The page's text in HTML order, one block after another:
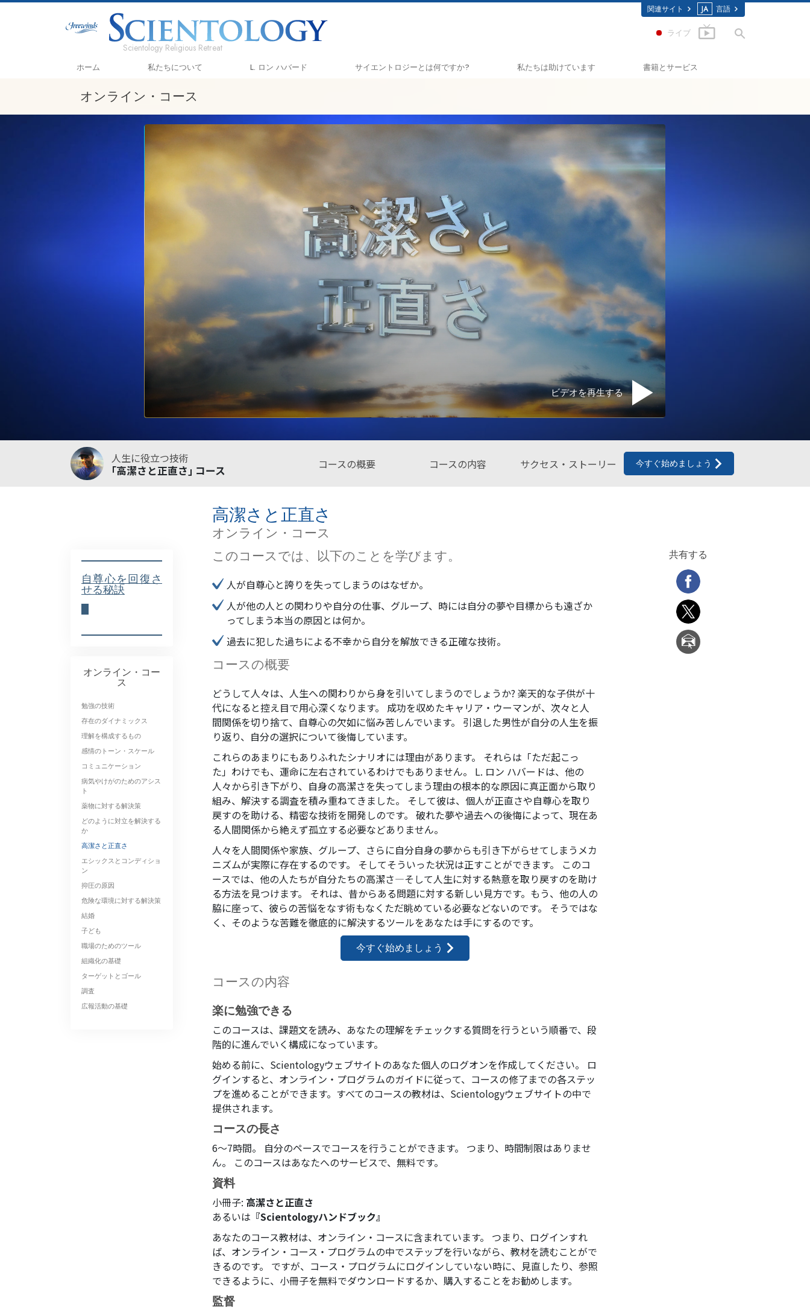
関連サイト JA 言語
Scientology Religious Retreat
ライブ
ホーム 私たちについて L. ロン ハバード サイエントロジーとは何ですか?
サイエントロジーの信条と規律
教会の内部
サイエントロジーの基本原理
ダイアネティックスの紹介
愛と憎しみ ―
偉大さとは何か?
私たちは助けています
アプライド･スカラスティックス
ナルコノン
真実を知ってください：薬物
ユナイテッド･フォー･ヒューマンライ
サイエントロジー･ボランティア･ミニ
スター
書籍とサービス
オーディオブック
一般向け講演
入門フィルム
初級のサービス
オンライン・コース
ビデオを再生する
人生に役立つ技術
｢高潔さと正直さ｣ コース
コースの概要 コースの内容 サクセス・ストーリー 今すぐ始めましょう
高潔さと正直さ
オンライン・コース
このコースでは、以下のことを学びます。
人が自尊心と誇りを失ってしまうのはなぜか。
人が他の人との関わりや自分の仕事、グループ、時には自分の夢や目標からも遠ざか
ってしまう本当の原因とは何か。
過去に犯した過ちによる不幸から自分を解放できる正確な技術。
コースの概要
どうして人々は、人生への関わりから身を引いてしまうのでしょうか? 楽天的な子供が十
代になると控え目で用心深くなります。 成功を収めたキャリア・ウーマンが、次々と人
間関係を切り捨て、自尊心の欠如に悩み苦しんでいます。 引退した男性が自分の人生を振
り返り、自分の選択について後悔しています。
これらのあまりにもありふれたシナリオには理由があります。 それらは「ただ起こっ
た」わけでも、運命に左右されているわけでもありません。 L. ロン ハバードは、他の
人々から引き下がり、自身の高潔さを失ってしまう理由の根本的な原因に真正面から取り
組み、解決する調査を積み重ねてきました。 そして彼は、個人が正直さや自尊心を取り
戻すのを助ける、精密な技術を開発しのです。 破れた夢や過去への後悔によって、現在あ
る人間関係から絶えず孤立する必要などありません。
人々を人間関係や家族、グループ、さらに自分自身の夢からも引き下がらせてしまうメカ
ニズムが実際に存在するのです。 そしてそういった状況は正すことができます。 このコ
ースでは、他の人たちが自分たちの高潔さ—そして人生に対する熱意を取り戻すのを助け
る方法を見つけます。 それは、昔からある問題に対する新しい見方です。もう、他の人の
脇に座って、彼らの苦悩をなす術もなくただ眺めている必要などないのです。 そうではな
く、そのような苦難を徹底的に解決するツールをあなたは手にするのです。
今すぐ始めましょう
コースの内容
楽に勉強できる
このコースは、課題文を読み、あなたの理解をチェックする質問を行うという順番で、段
階的に進んでいく構成になっています。
始める前に、Scientologyウェブサイトのあなた個人のログオンを作成してください。 ロ
グインすると、オンライン・プログラムのガイドに従って、コースの修了までの各ステッ
プを進めることができます。すべてのコースの教材は、Scientologyウェブサイトの中で
提供されます。
コースの長さ
6～7時間。 自分のペースでコースを行うことができます。 つまり、時間制限はありませ
ん。 このコースはあなたへのサービスで、無料です。
資料
小冊子: 高潔さと正直さ
あるいは 『Scientologyハンドブック』
あなたのコース教材は、オンライン・コースに含まれています。 つまり、ログインすれ
ば、オンライン・コース・プログラムの中でステップを行いながら、教材を読むことがで
きるのです。 ですが、コース・プログラムにログインしていない時に、見直したり、参照
できるように、小冊子を無料でダウンロードするか、購入することをお勧めします。
監督
自尊心を回復さ
せる秘訣
オンライン・コー
ス
勉強の技術
存在のダイナミックス
理解を構成するもの
感情のトーン・スケール
コミュニケーション
病気やけがのためのアシス
ト
薬物に対する解決策
どのように対立を解決する
か
高潔さと正直さ
エシックスとコンディショ
ン
抑圧の原因
危険な環境に対する解決策
結婚
子ども
職場のためのツール
組織化の基礎
ターゲットとゴール
調査
広報活動の基礎
共有する